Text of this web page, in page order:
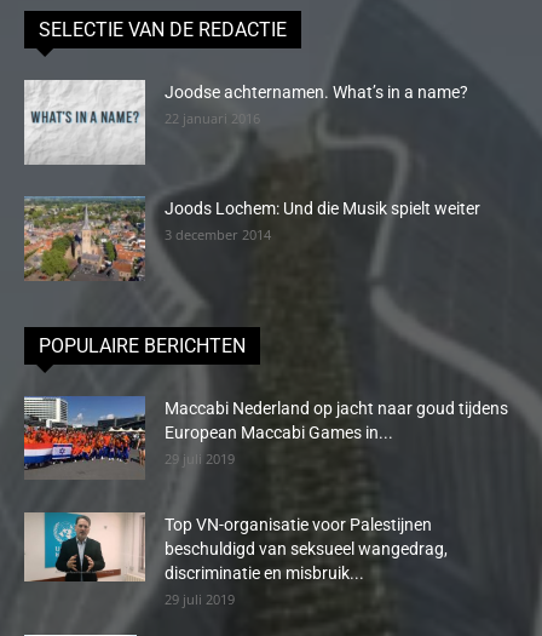
SELECTIE VAN DE REDACTIE
Joodse achternamen. What’s in a name?
22 januari 2016
Joods Lochem: Und die Musik spielt weiter
3 december 2014
POPULAIRE BERICHTEN
Maccabi Nederland op jacht naar goud tijdens
European Maccabi Games in...
29 juli 2019
Top VN-organisatie voor Palestijnen
beschuldigd van seksueel wangedrag,
discriminatie en misbruik...
29 juli 2019